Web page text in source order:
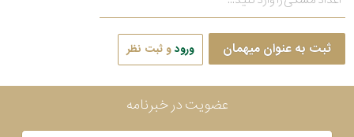
ثبت به عنوان میهمان ورودو ثبت نظر
عضویت در خبرنامه